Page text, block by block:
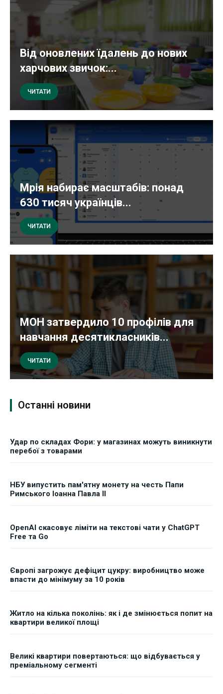
Від оновлених їдалень до нових
харчових звичок:...
ЧИТАТИ
Мрія набирає масштабів: понад
630 тисяч українців...
ЧИТАТИ
МОН затвердило 10 профілів для
навчання десятикласників...
ЧИТАТИ
Останні новини
Удар по складах Фори: у магазинах можуть виникнути
перебої з товарами
НБУ випустить пам'ятну монету на честь Папи
Римського Іоанна Павла II
OpenAI скасовує ліміти на текстові чати у ChatGPT
Free та Go
Європі загрожує дефіцит цукру: виробництво може
впасти до мінімуму за 10 років
Житло на кілька поколінь: як і де змінюється попит на
квартири великої площі
Великі квартири повертаються: що відбувається у
преміальному сегменті